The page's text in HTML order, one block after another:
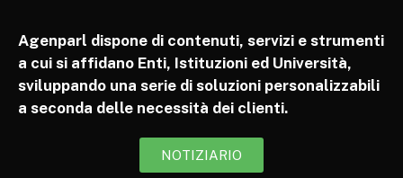
Agenparl dispone di contenuti, servizi e strumenti
a cui si affidano Enti, Istituzioni ed Università,
sviluppando una serie di soluzioni personalizzabili
a seconda delle necessità dei clienti.
NOTIZIARIO